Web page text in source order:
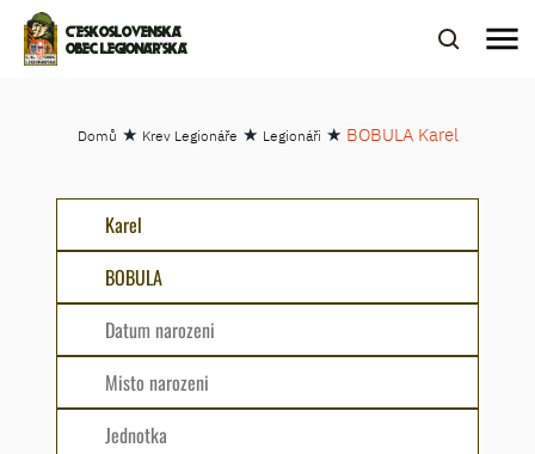
ČESKOSLOVENSKÁ
OBEC LEGIONÁŘSKÁ
menu
Domů ★ Krev Legionáře ★ Legionáři ★ BOBULA Karel